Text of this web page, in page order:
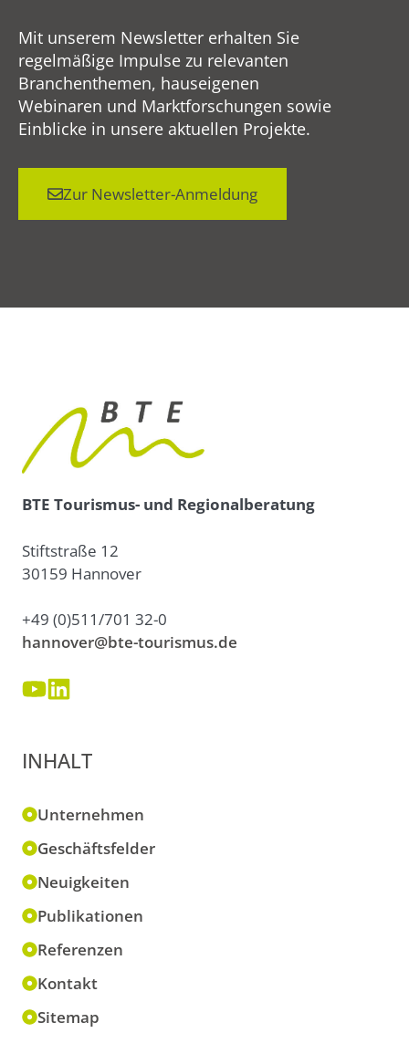
Mit unserem Newsletter erhalten Sie
regelmäßige Impulse zu relevanten
Branchenthemen, hauseigenen
Webinaren und Marktforschungen sowie
Einblicke in unsere aktuellen Projekte.
Zur Newsletter-Anmeldung
BTE Tourismus- und Regionalberatung
Stiftstraße 12
30159 Hannover
+49 (0)511/701 32-0
hannover@bte-tourismus.de
INHALT
Unternehmen
Geschäftsfelder
Neuigkeiten
Publikationen
Referenzen
Kontakt
Sitemap